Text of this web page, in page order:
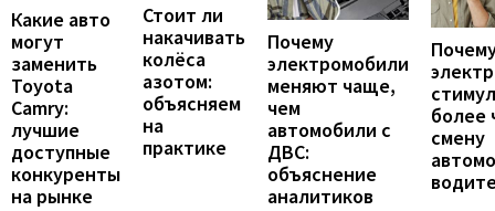
Какие авто
могут
заменить
Toyota
Camry:
лучшие
доступные
конкуренты
на рынке
Стоит ли
накачивать
колёса
азотом:
объясняем
на
практике
Почему
электромобили
меняют чаще,
чем
автомобили с
ДВС:
объяснение
аналитиков
более
смену